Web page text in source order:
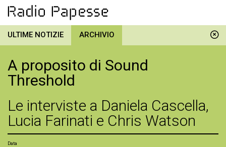
ULTIME NOTIZIE ARCHIVIO
A proposito di Sound
Threshold
Le interviste a Daniela Cascella,
Lucia Farinati e Chris Watson
Data